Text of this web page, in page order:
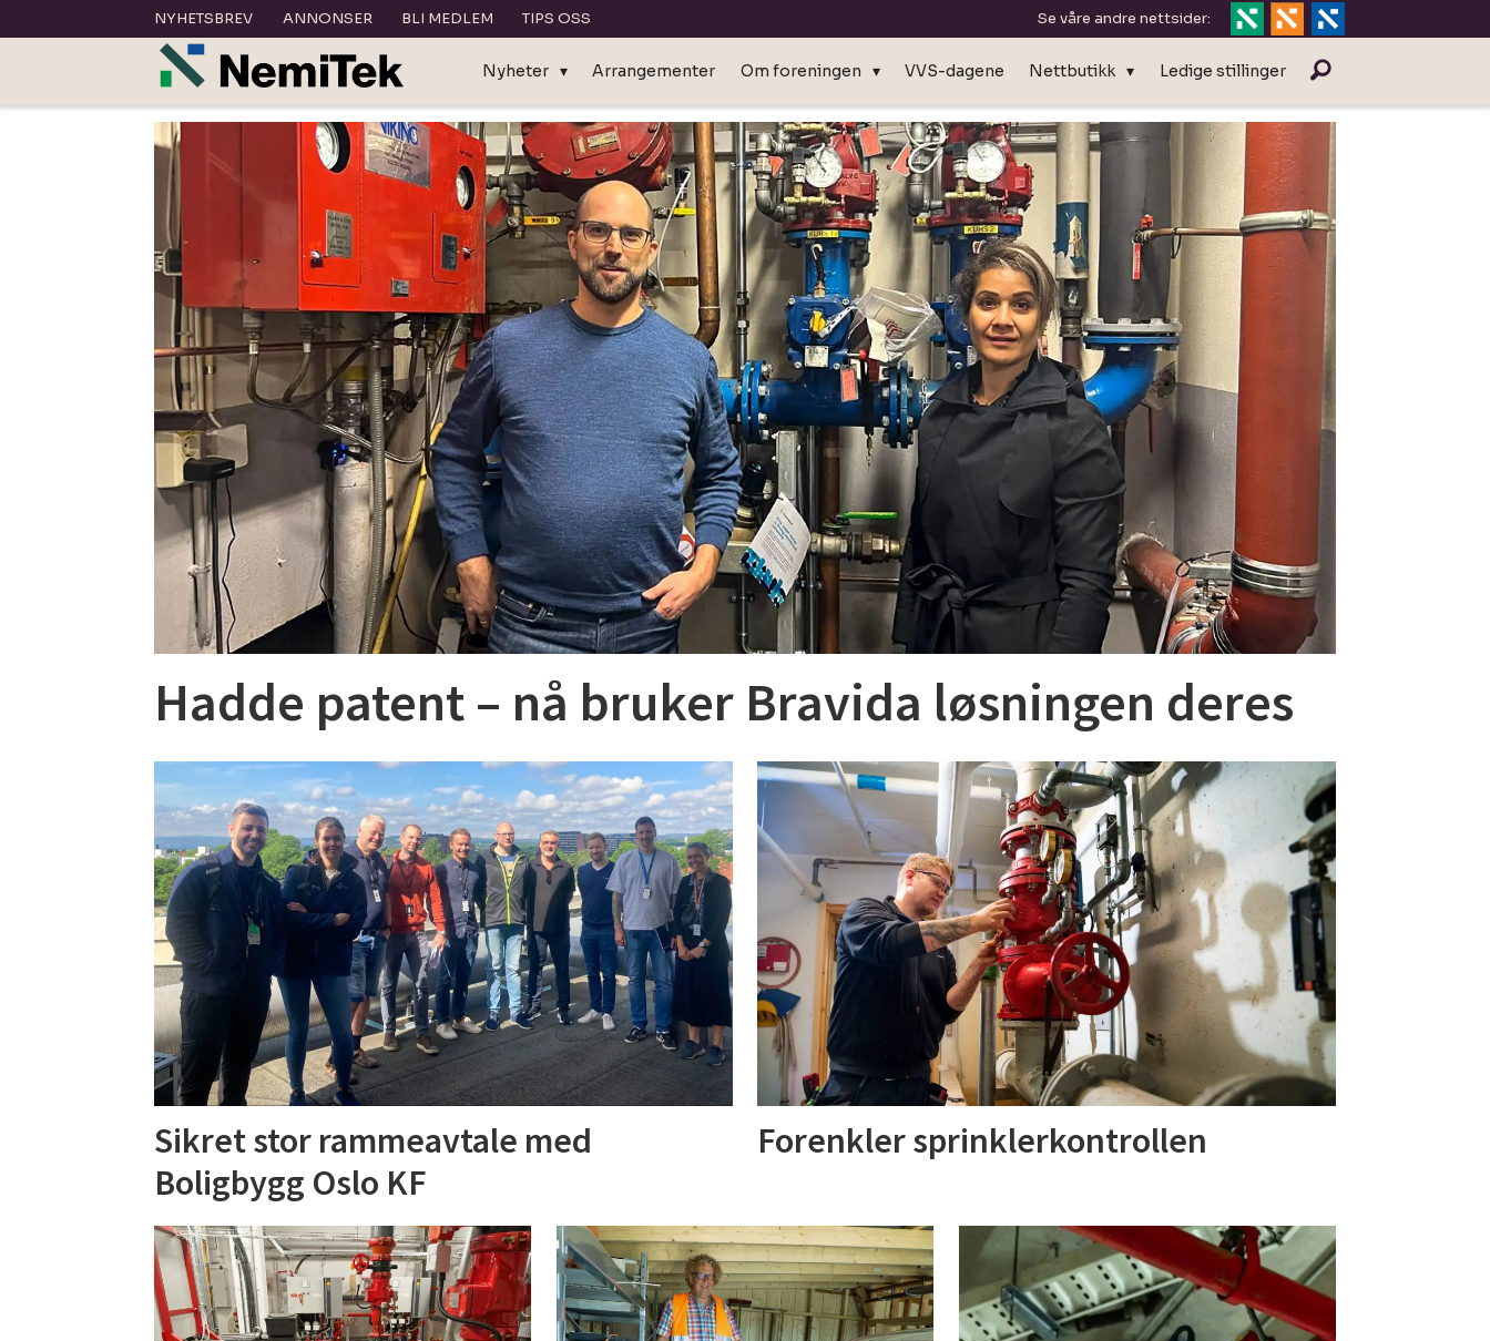
NYHETSBREV ANNONSER BLI MEDLEM TIPS OSS Se våre andre nettsider:
Nyheter Arrangementer Om foreningen VVS-dagene Nettbutikk Ledige stillinger
sprinkleranlegg
Hadde patent – nå bruker Bravida løsningen deres
Sikret stor rammeavtale med
Boligbygg Oslo KF
Forenkler sprinklerkontrollen